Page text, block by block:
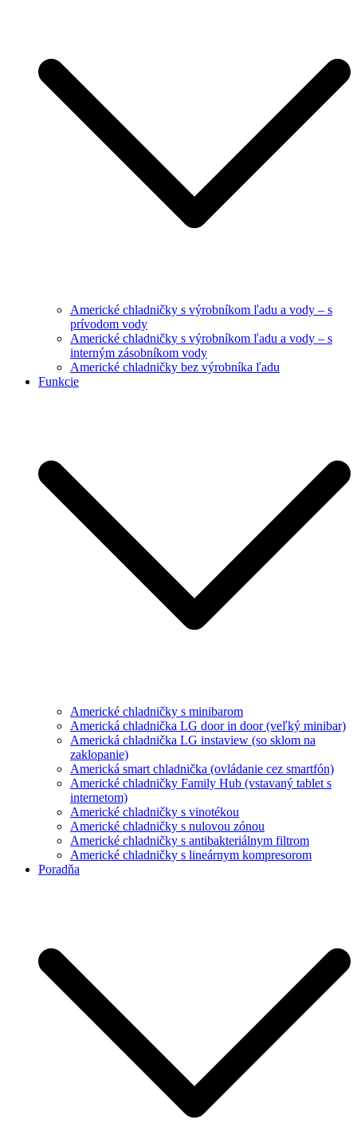
Americké chladničky s výrobníkom ľadu a vody – s
prívodom vody
Americké chladničky s výrobníkom ľadu a vody – s
interným zásobníkom vody
Americké chladničky bez výrobníka ľadu
Funkcie
Americké chladničky s minibarom
Americká chladnička LG door in door (veľký minibar)
Americká chladnička LG instaview (so sklom na
zaklopanie)
Americká smart chladnička (ovládanie cez smartfón)
Americké chladničky Family Hub (vstavaný tablet s
internetom)
Americké chladničky s vinotékou
Americké chladničky s nulovou zónou
Americké chladničky s antibakteriálnym filtrom
Americké chladničky s lineárnym kompresorom
Poradňa